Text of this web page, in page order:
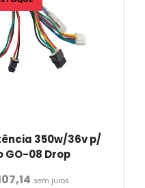
350w/36v p/
GO-08 Drop
sem juros